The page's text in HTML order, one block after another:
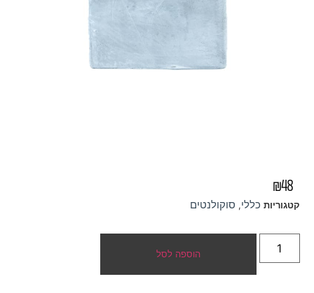
₪48
קטגוריות כללי, סוקולנטים
הוספה לסל